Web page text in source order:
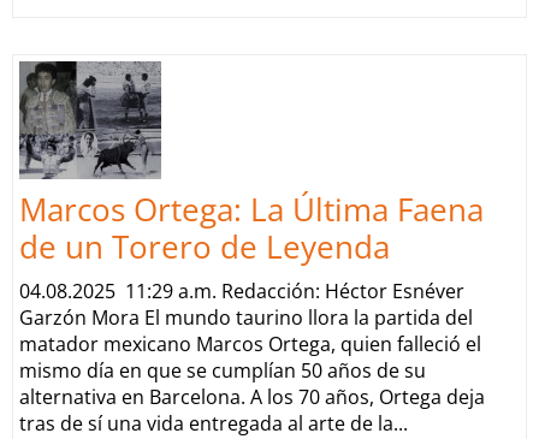
Marcos Ortega: La Última Faena
de un Torero de Leyenda
04.08.2025 11:29 a.m. Redacción: Héctor Esnéver
Garzón Mora El mundo taurino llora la partida del
matador mexicano Marcos Ortega, quien falleció el
mismo día en que se cumplían 50 años de su
alternativa en Barcelona. A los 70 años, Ortega deja
tras de sí una vida entregada al arte de la...